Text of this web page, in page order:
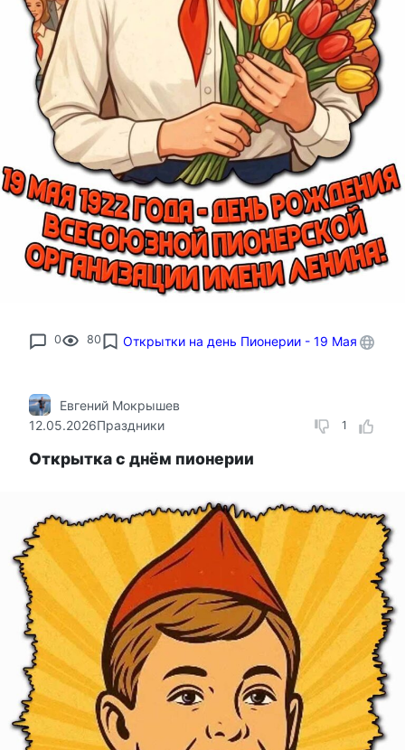
0 80 Открытки на день Пионерии - 19 Мая
1
Евгений Мокрышев
12.05.2026Праздники
Открытка с днём пионерии